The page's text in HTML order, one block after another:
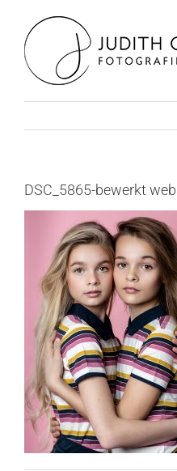
inhoud
DSC_5865-bewerkt